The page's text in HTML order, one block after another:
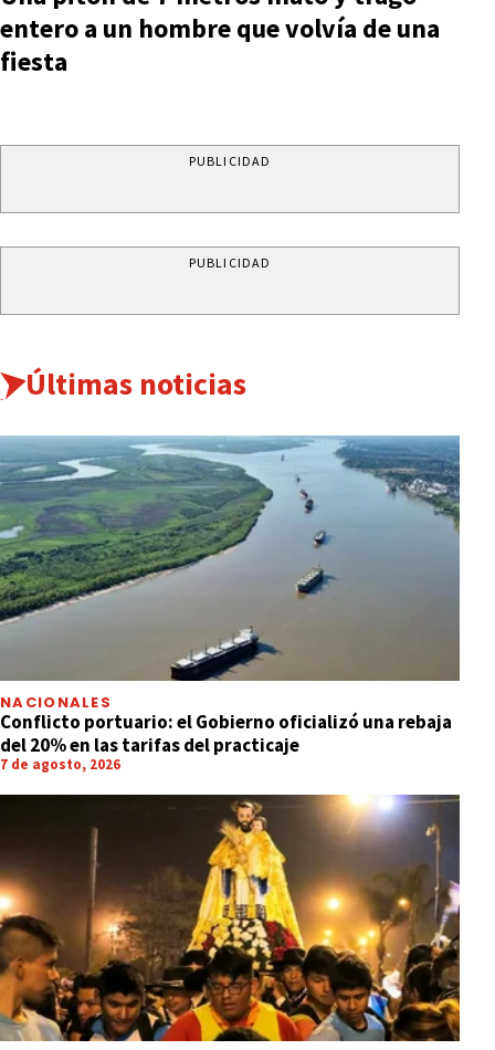
entero a un hombre que volvía de una
fiesta
PUBLICIDAD
PUBLICIDAD
Últimas noticias
NACIONALES
Conflicto portuario: el Gobierno oficializó una rebaja
del 20% en las tarifas del practicaje
7 de agosto, 2026